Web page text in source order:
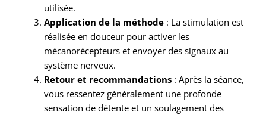
utilisée.
Application de la méthode: La stimulation est
réalisée en douceur pour activer les
mécanorécepteurs et envoyer des signaux au
système nerveux.
Retour et recommandations: Après la séance,
vous ressentez généralement une profonde
sensation de détente et un soulagement des